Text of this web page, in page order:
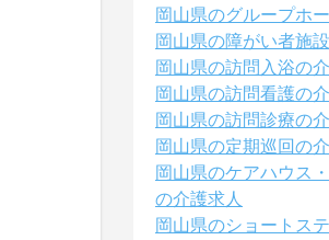
岡山県のグループホ
岡山県の障がい者施
岡山県の訪問入浴の
岡山県の訪問看護の
岡山県の訪問診療の
岡山県の定期巡回の
岡山県のケアハウス
の介護求人
岡山県のショートス